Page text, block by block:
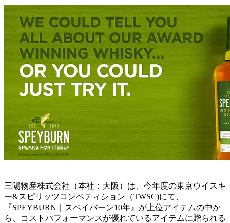
三陽物産株式会社（本社：大阪）は、今年度の東京ウイスキ
ー&スピリッツコンペティション（TWSC)にて、
『SPEYBURN｜スペイバーン10年』が上位アイテムの中か
ら、コストパフォーマンスが優れているアイテムに贈られる